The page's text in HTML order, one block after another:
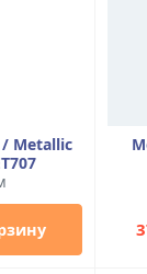
Metallic